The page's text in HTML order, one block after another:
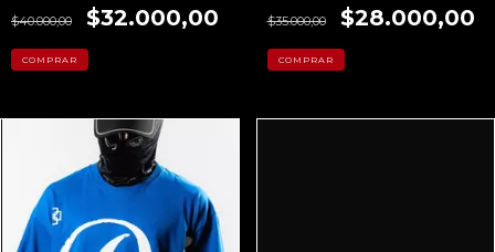
$40.000,00 $32.000,00 $35.000,00 $28.000,00